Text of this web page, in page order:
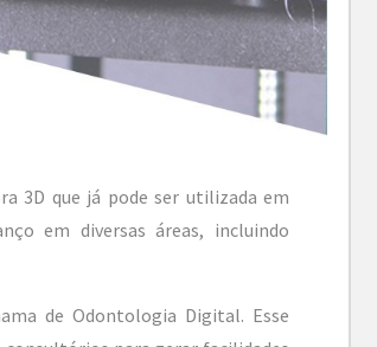
3D que já pode ser utilizada em
em diversas áreas, incluindo
de Odontologia Digital. Esse